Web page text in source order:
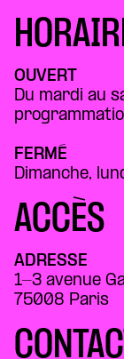
OUVERT
Du mardi au
FERMÉ
Dimanche,
ACCÈS
ADRESSE
1-3 avenue
75008 Paris